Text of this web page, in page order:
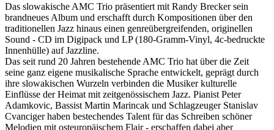
Das slowakische AMC Trio präsentiert mit Randy Brecker sein
brandneues Album und erschafft durch Kompositionen über den
traditionellen Jazz hinaus einen genreübergreifenden, originellen
Sound - CD im Digipack und LP (180-Gramm-Vinyl, 4c-bedruckte
Innenhülle) auf Jazzline.
Das seit rund 20 Jahren bestehende AMC Trio hat über die Zeit
seine ganz eigene musikalische Sprache entwickelt, geprägt durch
ihre slowakischen Wurzeln verbinden die Musiker kulturelle
Einflüsse der Heimat mit zeitgenössischem Jazz. Pianist Peter
Adamkovic, Bassist Martin Marincak und Schlagzeuger Stanislav
Cvanciger haben bestechendes Talent für das Schreiben schöner
Melodien mit osteuropäischem Flair - erschaffen dabei aber